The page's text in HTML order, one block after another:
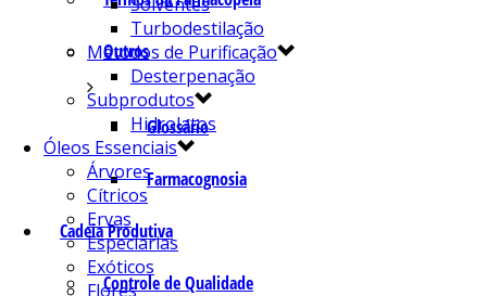
Outros
Glossário
Farmacognosia
Cadeia Produtiva
Controle de Qualidade
Turbodestilação
Métodos de Purificação
Desterpenação
Subprodutos
Hidrolatos
Óleos Essenciais
Árvores
Cítricos
Ervas
Especiarias
Exóticos
Flores